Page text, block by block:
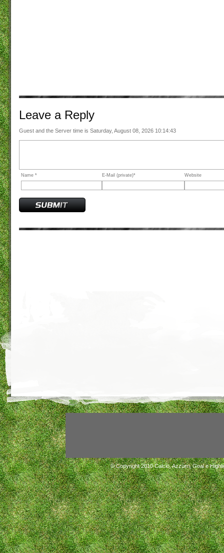
Leave a Reply
Guest and the Server time is Saturday, August 08, 2026 10:14:43
Name * E-Mail (private)* Website
© Copyright 2010Calcio, Azzurri, Goal e